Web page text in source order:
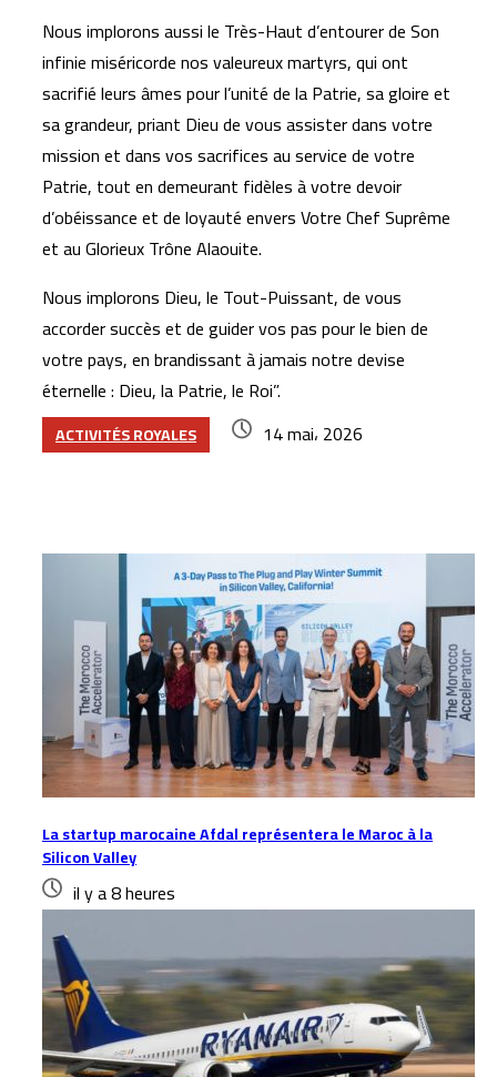
Nous implorons aussi le Très-Haut d’entourer de Son
infinie miséricorde nos valeureux martyrs, qui ont
sacrifié leurs âmes pour l’unité de la Patrie, sa gloire et
sa grandeur, priant Dieu de vous assister dans votre
mission et dans vos sacrifices au service de votre
Patrie, tout en demeurant fidèles à votre devoir
d’obéissance et de loyauté envers Votre Chef Suprême
et au Glorieux Trône Alaouite.
Nous implorons Dieu, le Tout-Puissant, de vous
accorder succès et de guider vos pas pour le bien de
votre pays, en brandissant à jamais notre devise
éternelle : Dieu, la Patrie, le Roi”.
ACTIVITÉS ROYALES 14 mai، 2026
La startup marocaine Afdal représentera le Maroc à la
Silicon Valley
il y a 8 heures